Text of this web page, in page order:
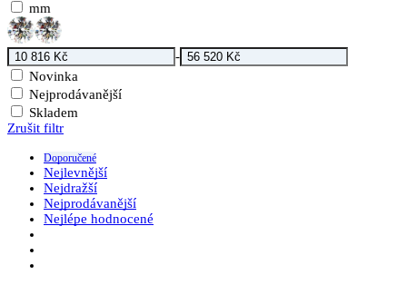
mm
-
Novinka
Nejprodávanější
Skladem
Zrušit filtr
Doporučené
Nejlevnější
Nejdražší
Nejprodávanější
Nejlépe hodnocené